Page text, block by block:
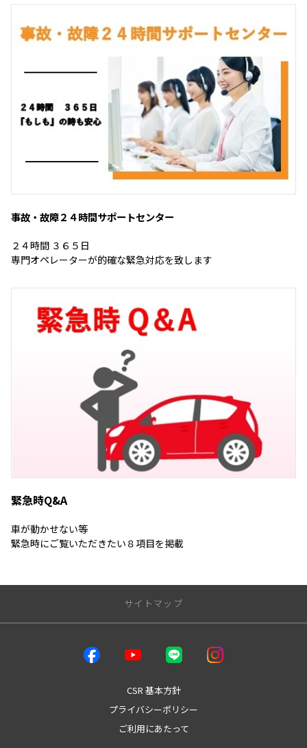
事故・故障２４時間サポートセンター
２４時間 ３６５日
専門オペレーターが的確な緊急対応を致します
緊急時Q&A
車が動かせない等
緊急時にご覧いただきたい８項目を掲載
サイトマップ
CSR 基本方針
プライバシーポリシー
ご利用にあたって